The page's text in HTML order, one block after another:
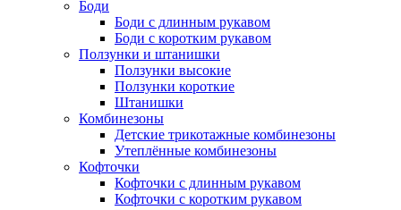
Боди
Боди с длинным рукавом
Боди с коротким рукавом
Ползунки и штанишки
Ползунки высокие
Ползунки короткие
Штанишки
Комбинезоны
Детские трикотажные комбинезоны
Утеплённые комбинезоны
Кофточки
Кофточки с длинным рукавом
Кофточки с коротким рукавом